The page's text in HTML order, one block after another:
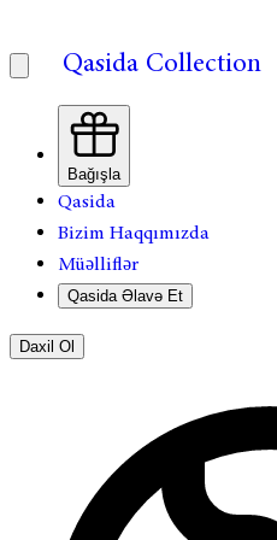
Qasida Collection
Bağışla
Qasida
Bizim Haqqımızda
Müəlliflər
Qasida Əlavə Et
Daxil Ol